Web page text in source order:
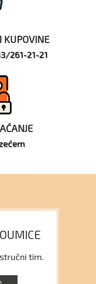
KUPOVINE
261-21-21
tim.